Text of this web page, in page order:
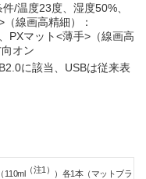
/温度23度、湿度50%、
線画高精細）：
PXマット<薄手>（線画高
オン
に該当、USBは従来表
110ml（注1）
）各1本（マットブラ